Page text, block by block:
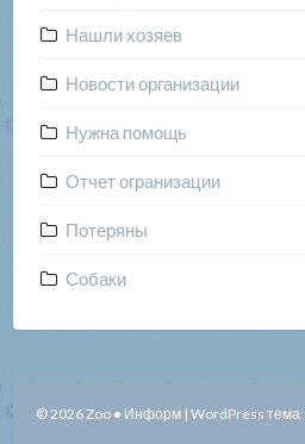
Нашли хозяев
Новости организации
Нужна помощь
Отчет огранизации
Потеряны
Собаки
© 2026 Zoo ● Информ | WordPress тема: